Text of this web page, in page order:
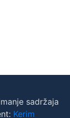
sadržaja
Kerim